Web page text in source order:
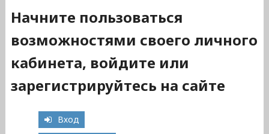
Начните пользоваться
возможностями своего личного
кабинета, войдите или
зарегистрируйтесь на сайте
Вход